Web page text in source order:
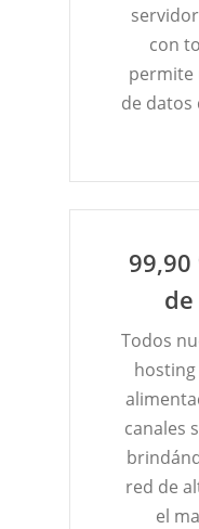
con
permite
de datos
Todos
hosting
canales
red de
el